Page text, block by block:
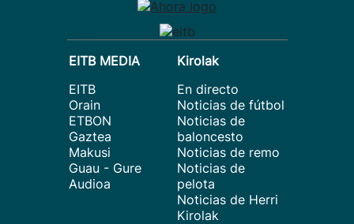
EITB MEDIA
EITB
Orain
ETBON
Gaztea
Makusi
Guau - Gure
Audioa
Kirolak
En directo
Noticias de fútbol
Noticias de
baloncesto
Noticias de remo
Noticias de
pelota
Noticias de Herri
Kirolak